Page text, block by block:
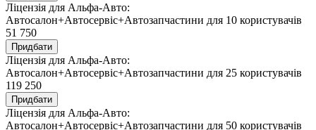
Ліцензія для Альфа-Авто:
Автосалон+Автосервіс+Автозапчастини для 10 користувачів
51 750
Придбати
Ліцензія для Альфа-Авто:
Автосалон+Автосервіс+Автозапчастини для 25 користувачів
119 250
Придбати
Ліцензія для Альфа-Авто:
Автосалон+Автосервіс+Автозапчастини для 50 користувачів